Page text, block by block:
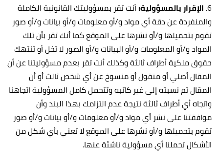
6. الإقرار بالمسؤولية:أنت تقر بمسؤوليتك القانونية الكاملة
والمنفردة عن دقة أي مواد و/أو معلومات و/أو بيانات و/أو صور
تقوم بتحميلها و/أو نشرها على الموقع كما أنك تقر بأن تلك
المواد و/أو المعلومات و/أو البيانات و/أو الصور لا تخل أو تنتهك
حقوق ملكية أطراف ثالثة وكذلك أنت تقر بعدم مسؤوليتنا عن أن
المقال أصلي أو منقول أو منسوخ عن أي شخص ثالث أو أن
المقال تم نسبته إلى غير كاتبه وتتحمل كامل المسؤولية اتجاهنا
واتجاه أي أطراف ثالثة نتيجة عدم التزامك بهذا البند وأن
موافقتنا على نشر أي مواد و/أو معلومات و/أو بيانات و/أو صور
تقوم بتحميلها و/أو نشرها على الموقع لا تعني بأي شكل من
الأشكال تحملنا أي مسؤولية ناشئة عنها.